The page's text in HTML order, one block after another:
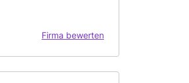
Firma bewerten